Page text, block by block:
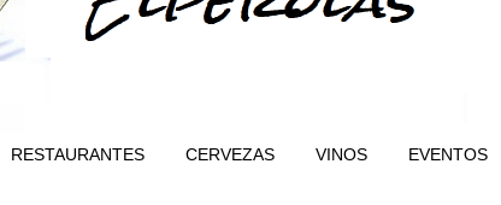
RESTAURANTES CERVEZAS VINOS EVENTOS